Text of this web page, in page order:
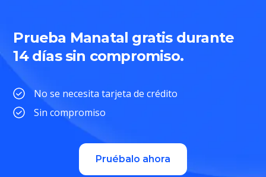
Prueba Manatal gratis durante
14 días sin compromiso.
No se necesita tarjeta de crédito
Sin compromiso
Pruébalo ahora